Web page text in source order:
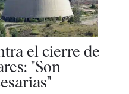
el cierre de
"Son